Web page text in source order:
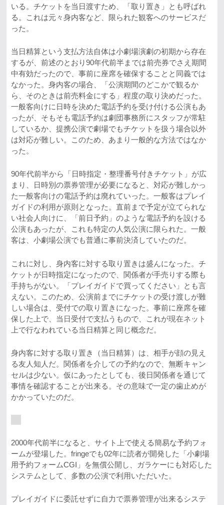
いる。チケットを当日渡すため、「取り置き」とも呼ばれ
る。これは元々身内客など、限られた観客へのサービスだ
った。
当日精算という支払方法自体は小劇場演劇の初期から存在
するが、前述のとおり90年代前半までは前売券でさえ期間
中有効だったので、事前に座席を確保することと同義では
なかった。身内客の場合、「公演期間のどこかで観るか
ら、そのときは前売料金にする」程度の取り決めだった。
一般客向けに日時を決めた電話予約を受け付ける公演もあ
ったが、そもそも電話予約は劇団事務所にスタッフが常駐
しているか、提携公演で劇場でもチケットを扱う場合以外
は対応が難しい。このため、あまり一般的な方法ではなか
った。
90年代前半から「日時指定・整理番号付きチケット」が広
まり、日時別の票券管理が必要になると、対応が難しかっ
た一般客向けの電話予約は廃れていった。一般客はプレイ
ガイドの利用が原則となった。直前まで予定が立てられな
い社会人向けに、「前日予約」のような電話予約を設ける
公演もあったが、これも特定の人気公演に限られた。一般
客は、小劇場公演でも普通に事前決済していたのだ。
これに対し、身内客に対する取り置きは盛んになった。チ
ケットが日時指定になったので、関係者が手売りする際も
手持ちがない。「プレイガイドで買ってください」とも言
えない。このため、公演前までにチケットの受け渡しが難
しい場合は、受付での取り置きになった。事前に座席を確
保した上で、当日受付で支払うもので、これが現在ネット
上で行なわれている当日精算と同じ概念だ。
身内客に対する取り置き（当日精算）は、相手が顔の見え
る友人知人だ。関係者を介しての予約なので、無断キャン
セルは少ない。仮にあったとしても、後日関係者を通じて
事情を確認することが出来る。その意味で一定の歯止めが
かかっていたのだ。
2000年代前半になると、サイト上で使える簡易な予約フォ
ームが登場した。fringeでも02年に読者が開発した「小劇場
用予約フォームCGI」を無償公開し、ガラケーにも対応した
システムとして、多数の公演で利用いただいた。
プレイガイドに委託せずに自力で票券管理が出来るシステ